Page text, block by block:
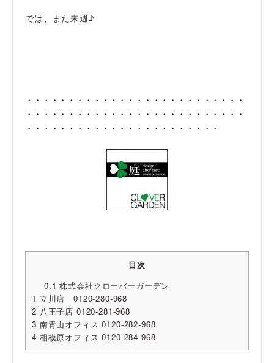
では、また来週♪
・・・・・・・・・・・・・・・・・・・・・・・・・・
・・・・・・・・・・・・・・・・・・・・・・・・・・
・・・・・・・・・・・・・・・・・・・・・・・
目次
0.1 株式会社クローバーガーデン
1 立川店 0120-280-968
2 八王子店 0120-281-968
3 南青山オフィス 0120-282-968
4 相模原オフィス 0120-284-968